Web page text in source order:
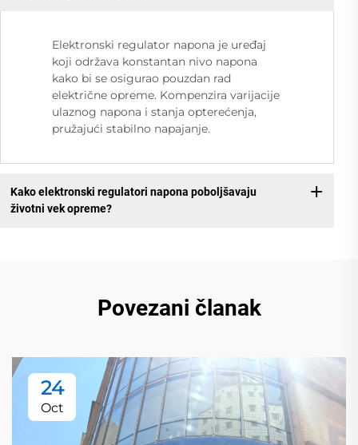
Elektronski regulator napona je uređaj
koji održava konstantan nivo napona
kako bi se osigurao pouzdan rad
električne opreme. Kompenzira varijacije
ulaznog napona i stanja opterećenja,
pružajući stabilno napajanje.
Kako elektronski regulatori napona poboljšavaju
životni vek opreme?
Povezani članak
24
Oct